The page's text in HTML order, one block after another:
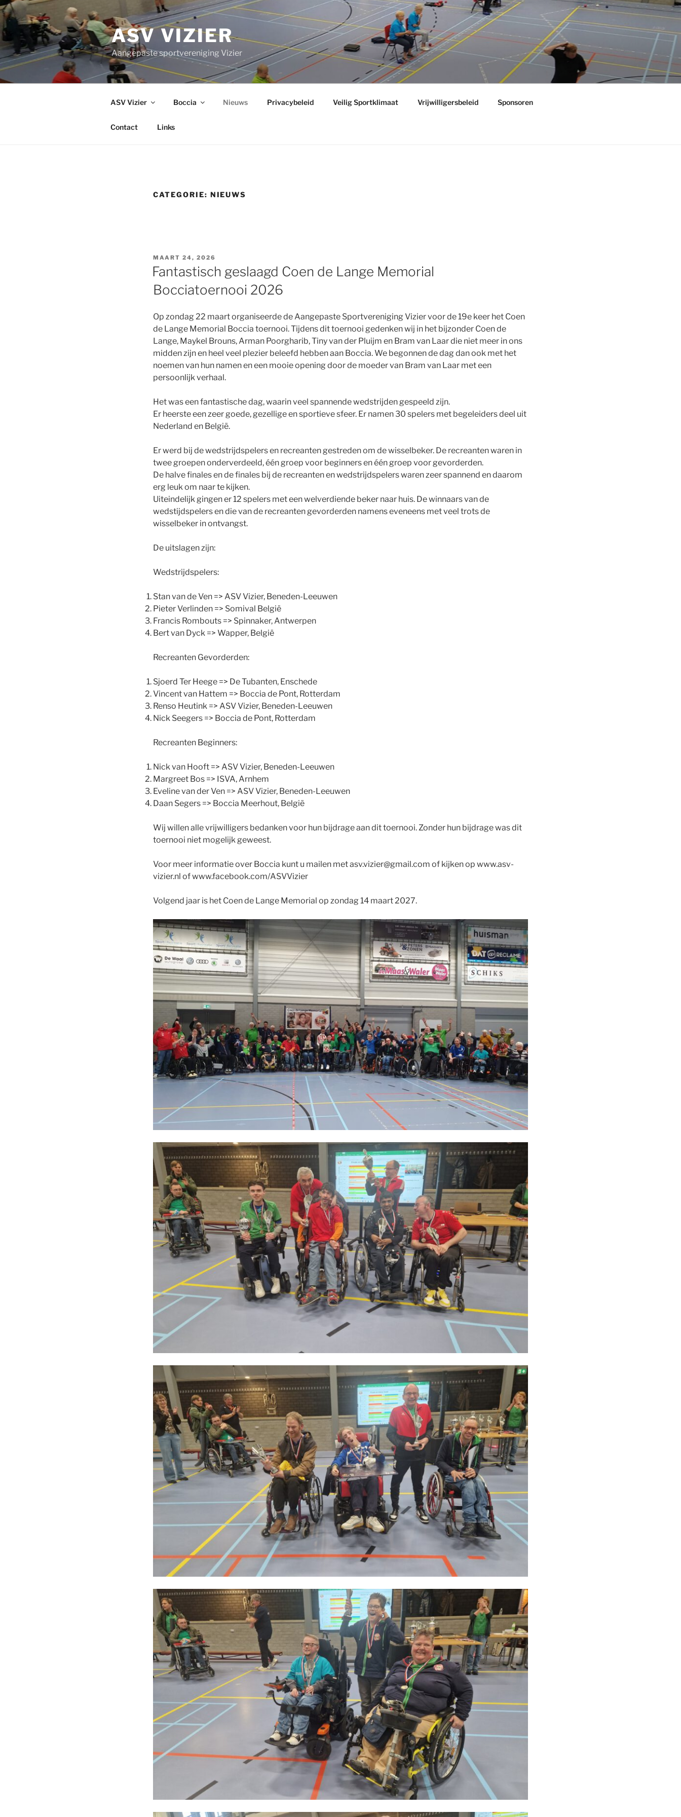
Ga
naar
de
inhoud
ASV VIZIER
Aangepaste sportvereniging Vizier
ASV Vizier Boccia Nieuws Privacybeleid Veilig Sportklimaat Vrijwilligersbeleid Sponsoren
Contact Links
CATEGORIE: NIEUWS
GEPLAATST
OP
MAART 24, 2026
Fantastisch geslaagd Coen de Lange Memorial
Bocciatoernooi 2026
Op zondag 22 maart organiseerde de Aangepaste Sportvereniging Vizier voor de 19e keer het Coen
de Lange Memorial Boccia toernooi. Tijdens dit toernooi gedenken wij in het bijzonder Coen de
Lange, Maykel Brouns, Arman Poorgharib, Tiny van der Pluijm en Bram van Laar die niet meer in ons
midden zijn en heel veel plezier beleefd hebben aan Boccia. We begonnen de dag dan ook met het
noemen van hun namen en een mooie opening door de moeder van Bram van Laar met een
persoonlijk verhaal.
Het was een fantastische dag, waarin veel spannende wedstrijden gespeeld zijn.
Er heerste een zeer goede, gezellige en sportieve sfeer. Er namen 30 spelers met begeleiders deel uit
Nederland en België.
Er werd bij de wedstrijdspelers en recreanten gestreden om de wisselbeker. De recreanten waren in
twee groepen onderverdeeld, één groep voor beginners en één groep voor gevorderden.
De halve finales en de finales bij de recreanten en wedstrijdspelers waren zeer spannend en daarom
erg leuk om naar te kijken.
Uiteindelijk gingen er 12 spelers met een welverdiende beker naar huis. De winnaars van de
wedstijdspelers en die van de recreanten gevorderden namens eveneens met veel trots de
wisselbeker in ontvangst.
De uitslagen zijn:
Wedstrijdspelers:
Stan van de Ven => ASV Vizier, Beneden-Leeuwen
Pieter Verlinden => Somival België
Francis Rombouts => Spinnaker, Antwerpen
Bert van Dyck => Wapper, België
Recreanten Gevorderden:
Sjoerd Ter Heege => De Tubanten, Enschede
Vincent van Hattem => Boccia de Pont, Rotterdam
Renso Heutink => ASV Vizier, Beneden-Leeuwen
Nick Seegers => Boccia de Pont, Rotterdam
Recreanten Beginners:
Nick van Hooft => ASV Vizier, Beneden-Leeuwen
Margreet Bos => ISVA, Arnhem
Eveline van der Ven => ASV Vizier, Beneden-Leeuwen
Daan Segers => Boccia Meerhout, België
Wij willen alle vrijwilligers bedanken voor hun bijdrage aan dit toernooi. Zonder hun bijdrage was dit
toernooi niet mogelijk geweest.
Voor meer informatie over Boccia kunt u mailen met asv.vizier@gmail.com of kijken op www.asv-
vizier.nl of www.facebook.com/ASVVizier
Volgend jaar is het Coen de Lange Memorial op zondag 14 maart 2027.